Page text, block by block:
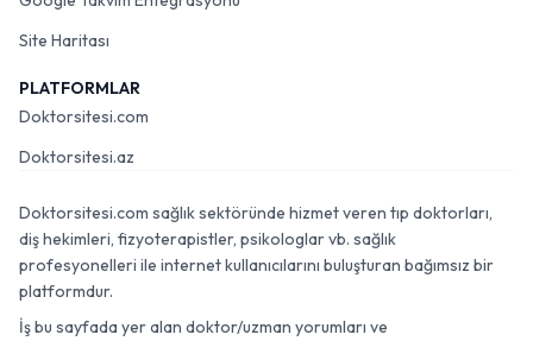
Site Haritası
PLATFORMLAR
Doktorsitesi.com
Doktorsitesi.az
Doktorsitesi.com sağlık sektöründe hizmet veren tıp doktorları,
diş hekimleri, fizyoterapistler, psikologlar vb. sağlık
profesyonelleri ile internet kullanıcılarını buluşturan bağımsız bir
platformdur.
İş bu sayfada yer alan doktor/uzman yorumları ve